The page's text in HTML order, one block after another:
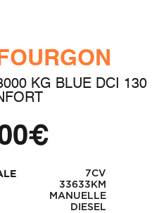
KG BLUE DCI 130
7CV
33633KM
MANUELLE
DIESEL